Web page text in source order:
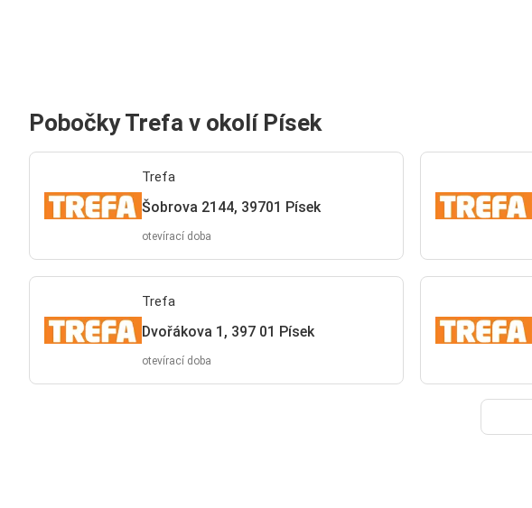
Pobočky Trefa v okolí Písek
Trefa
Šobrova 2144, 39701 Písek
otevírací doba
Trefa
Dvořákova 1, 397 01 Písek
otevírací doba